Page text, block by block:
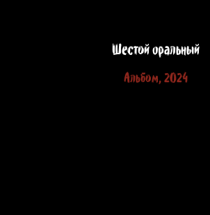
Шестой оральный
Альбом, 2024